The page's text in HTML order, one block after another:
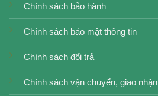
Chính sách bảo hành
Chính sách bảo mật thông tin
Chính sách đổi trả
Chính sách vận chuyển, giao nhận